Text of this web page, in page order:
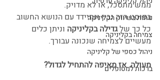
נוחות בשיווק הקליניקה
צמיחה בקליניקה
ניהול כספי של קליניקה
ברכות למטופלים
ממש מתסכל, או לא מדויק.
בפוסט הזה נבין ונתיידד עם הנושא החשוב
כל כך של גדילה בקליניקה וניתן כלים
מעשיים לצמיחה שנכונה עבורך.
מעולה. אז מאיפה להתחיל לגדול?